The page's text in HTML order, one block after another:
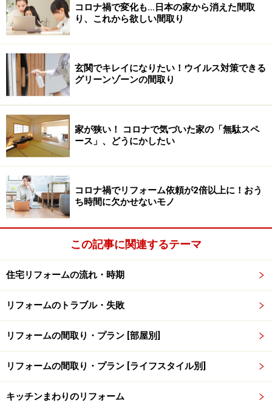
●耐震補強リフォームをすると言われ、部分的に基礎を
かため壁を増設したが、後に専門家に見てもらったら、
却ってバランスが崩れ、危険な状態になっていた。
●配管はすべて新しくすると言っていたのに、古い給水
管に新しい水栓金具がつなぎこんであるだけだった。し
かもその繋ぎが悪くて水漏れがするようになった。
●電気配線に問題があると言われ工事を行なったが、ス
イッチとコンセントプレートの交換を行なっていただけ
だった。
●外壁塗装を依頼したら、薄めた塗料で粗悪な塗装工事
をされ、3年後に変色した。
●雨漏り防止に屋根のスキマに漆喰を詰められたが、詰
める場所が悪く、今までしなかった雨漏りするようにな
不安な時にあわてて考えると、引っ掛かり
やすいので注意を
コロナ禍で変化も…日本の家から消えた間取
り、これから欲しい間取り
玄関でキレイになりたい！ウイルス対策できる
グリーンゾーンの間取り
家が狭い！ コロナで気づいた家の「無駄スペ
ース」、どうにかしたい
コロナ禍でリフォーム依頼が2倍以上に！おう
ち時間に欠かせないモノ
この記事に関連するテーマ
住宅リフォームの流れ・時期
リフォームのトラブル・失敗
リフォームの間取り・プラン [部屋別]
リフォームの間取り・プラン [ライフスタイル別]
キッチンまわりのリフォーム